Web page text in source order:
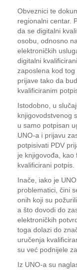
Obveznici te
regionalni centar.
da se digitalni
osobu, odnosno
elektroničkih
digitalni
zaposlena kod
prijave tako da
kvalificiranim
Istodobno, u
knjigovodstvenog
u samo potpisan
UNO-a i prijavu
potpisivati PDV
je knjigovođa, kao
kvalificirani potpis.
Inače, iako je
problematici, čini
onih koji su
a što dovodi do
elektroničkih
toga dolazi do
uručenja
su već podnijele
Iz UNO-a su